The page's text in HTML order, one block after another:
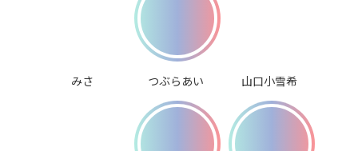
みさ つぶらあい 山口小雪希